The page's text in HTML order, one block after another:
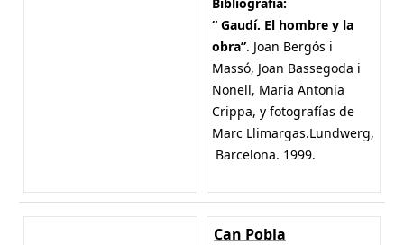
“ Gaudí. El hombre y la
obra”. Joan Bergós i
Massó, Joan Bassegoda i
Nonell, Maria Antonia
Crippa, y fotografías de
Marc Llimargas.Lundwerg,
Barcelona. 1999.
Can Pobla